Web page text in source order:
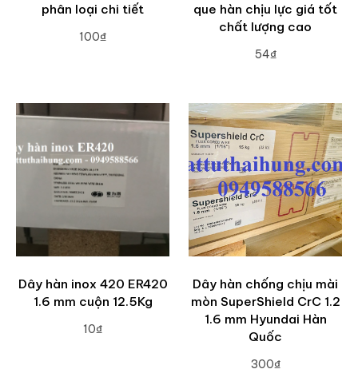
phân loại chi tiết
100₫
que hàn chịu lực giá tốt
chất lượng cao
54₫
Dây hàn inox 420 ER420
1.6 mm cuộn 12.5Kg
10₫
Dây hàn chống chịu mài
mòn SuperShield CrC 1.2
1.6 mm Hyundai Hàn
Quốc
300₫